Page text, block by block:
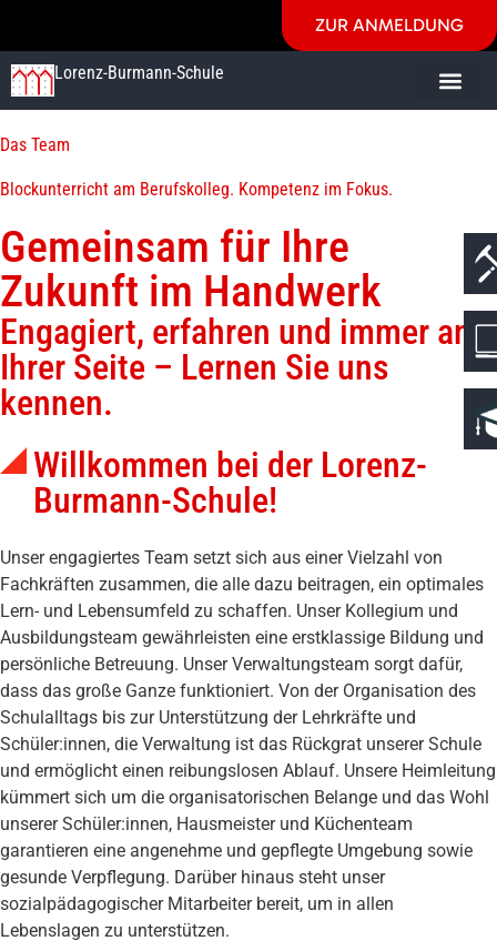
ZUR ANMELDUNG
Lorenz-Burmann-Schule
Das Team
Blockunterricht am Berufskolleg. Kompetenz im Fokus.
Gemeinsam für Ihre
Zukunft im Handwerk
Engagiert, erfahren und immer an
Ihrer Seite – Lernen Sie uns
kennen.
Willkommen bei der Lorenz-
Burmann-Schule!
Unser engagiertes Team setzt sich aus einer Vielzahl von
Fachkräften zusammen, die alle dazu beitragen, ein optimales
Lern- und Lebensumfeld zu schaffen. Unser Kollegium und
Ausbildungsteam gewährleisten eine erstklassige Bildung und
persönliche Betreuung. Unser Verwaltungsteam sorgt dafür,
dass das große Ganze funktioniert. Von der Organisation des
Schulalltags bis zur Unterstützung der Lehrkräfte und
Schüler:innen, die Verwaltung ist das Rückgrat unserer Schule
und ermöglicht einen reibungslosen Ablauf. Unsere Heimleitung
kümmert sich um die organisatorischen Belange und das Wohl
unserer Schüler:innen, Hausmeister und Küchenteam
garantieren eine angenehme und gepflegte Umgebung sowie
gesunde Verpflegung. Darüber hinaus steht unser
sozialpädagogischer Mitarbeiter bereit, um in allen
Lebenslagen zu unterstützen.